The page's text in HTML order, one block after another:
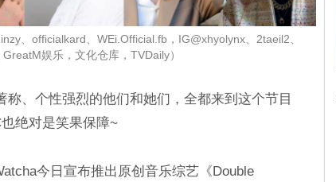
、officialkard、WEi.Official.fb，IG@xhyolynx、2taeil2、
娱乐，文化仓库，TVDaily）
称、个性强烈的他们和她们，全都来到这个节目
绝对是笑果保障~
今日宣布推出原创音乐综艺《Double